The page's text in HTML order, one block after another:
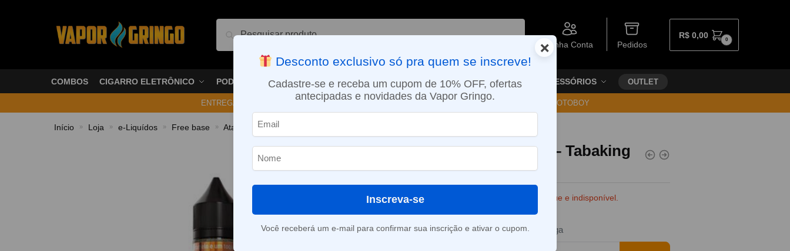
Pesquisar
Minha Conta Pedidos
R$ 0,00 0
COMBOS CIGARRO ELETRÔNICO PODS VAPORIZADOR DE ERVAS E-LIQUÍDOS NICOTINA ORAL ACESSÓRIOS OUTLET
ENTREGA NO MESMO DIA EM SÃO PAULO (SEG A SEX): PEDIDOS APROVADOS ATÉ 15:30 VIA MOTOBOY
Início » Loja » e-Liquídos » Free base » Atabacados »
Líquido 4 Friends – Tabaking
Este produto está fora de estoque e indisponível.
Consultar prazo e valor da entrega
×
Desconto exclusivo só pra quem se inscreve!
Cadastre-se e receba um cupom de 10% OFF, ofertas
antecipadas e novidades da Vapor Gringo.
Inscreva-se
Você receberá um e-mail para confirmar sua inscrição e ativar o cupom.